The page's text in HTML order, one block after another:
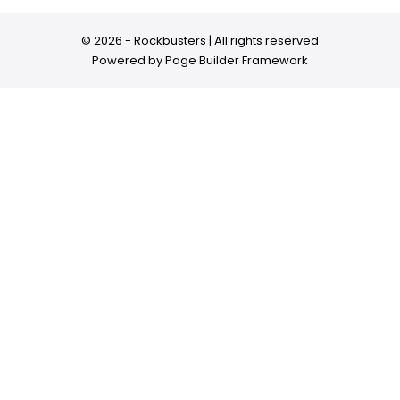
© 2026 - Rockbusters | All rights reserved
Powered byPage Builder Framework